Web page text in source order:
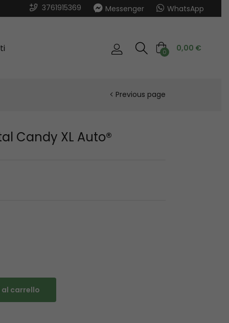
3761915369 Messenger WhatsApp
0 0,00 €
Previous page
Candy XL Auto®
carrello